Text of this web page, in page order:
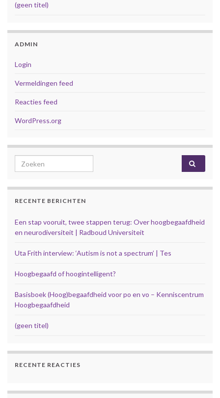
(geen titel)
ADMIN
Login
Vermeldingen feed
Reacties feed
WordPress.org
Search for:
RECENTE BERICHTEN
Een stap vooruit, twee stappen terug: Over hoogbegaafdheid
en neurodiversiteit | Radboud Universiteit
Uta Frith interview: ‘Autism is not a spectrum’ | Tes
Hoogbegaafd of hoogintelligent?
Basisboek (Hoog)begaafdheid voor po en vo – Kenniscentrum
Hoogbegaafdheid
(geen titel)
RECENTE REACTIES